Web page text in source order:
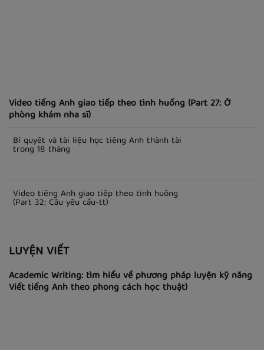
Video tiếng Anh giao tiếp theo tình huống (Part 27: Ở
phòng khám nha sĩ)
Bí quyết và tài liệu học tiếng Anh thành tài
trong 18 tháng
Video tiếng Anh giao tiếp theo tình huống
(Part 32: Câu yêu cầu-tt)
LUYỆN VIẾT